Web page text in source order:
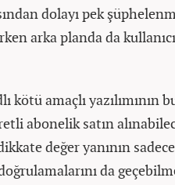
dolayı pek
arka planda da
kötü amaçlı yazılımının
abonelik satın
değer yanının
da